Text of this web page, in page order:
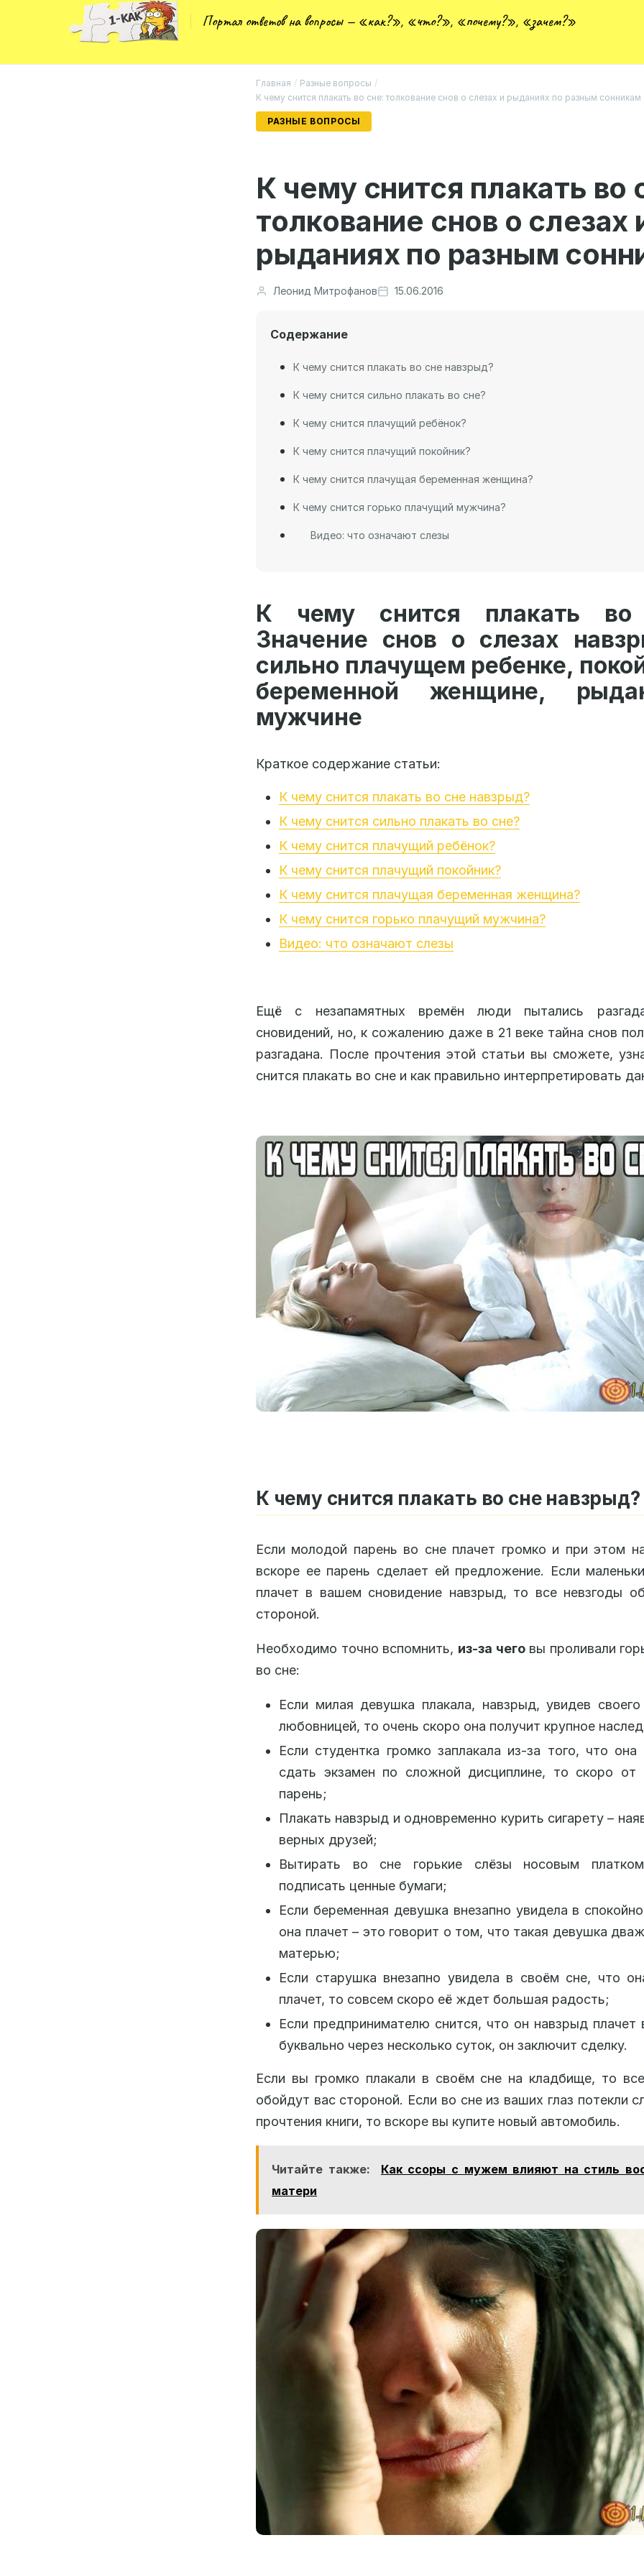
Портал ответов на вопросы — «как?», «что?», «почему?», «зачем?»
Главная / Разные вопросы /
К чему снится плакать во сне: толкование снов о слезах и рыданиях по разным сонникам
РАЗНЫЕ ВОПРОСЫ
К чему снится плакать во
толкование снов о слезах
рыданиях по разным
Леонид Митрофанов 15.06.2016
Содержание
К чему снится плакать во сне навзрыд?
К чему снится сильно плакать во сне?
К чему снится плачущий ребёнок?
К чему снится плачущий покойник?
К чему снится плачущая беременная женщина?
К чему снится горько плачущий мужчина?
Видео: что означают слезы
К чему снится плакать во
Значение снов о слезах
сильно плачущем ребенке,
беременной женщине,
мужчине
Краткое содержание статьи:
К чему снится плакать во сне навзрыд?
К чему снится сильно плакать во сне?
К чему снится плачущий ребёнок?
К чему снится плачущий покойник?
К чему снится плачущая беременная женщина?
К чему снится горько плачущий мужчина?
Видео: что означают слезы
Ещё с незапамятных времён люди пытались
сновидений, но, к сожалению даже в 21 веке тайна снов
разгадана. После прочтения этой статьи вы сможете,
снится плакать во сне и как правильно интерпретировать
К чему снится плакать во сне навзрыд?
Если молодой парень во сне плачет громко и при этом
вскоре ее парень сделает ей предложение. Если
плачет в вашем сновидение навзрыд, то все невзгоды
стороной.
Необходимо точно вспомнить, из-за чеговы проливали
во сне:
Если милая девушка плакала, навзрыд, увидев своего
любовницей, то очень скоро она получит крупное
Если студентка громко заплакала из-за того, что она
сдать экзамен по сложной дисциплине, то скоро от
парень;
Плакать навзрыд и одновременно курить сигарету –
верных друзей;
Вытирать во сне горькие слёзы носовым
подписать ценные бумаги;
Если беременная девушка внезапно увидела в
она плачет – это говорит о том, что такая девушка
матерью;
Если старушка внезапно увидела в своём сне, что
плачет, то совсем скоро её ждет большая радость;
Если предпринимателю снится, что он навзрыд плачет
буквально через несколько суток, он заключит сделку.
Если вы громко плакали в своём сне на кладбище, то
обойдут вас стороной. Если во сне из ваших глаз потекли
прочтения книги, то вскоре вы купите новый автомобиль.
Читайте также:
Как ссоры с мужем влияют на стиль
матери